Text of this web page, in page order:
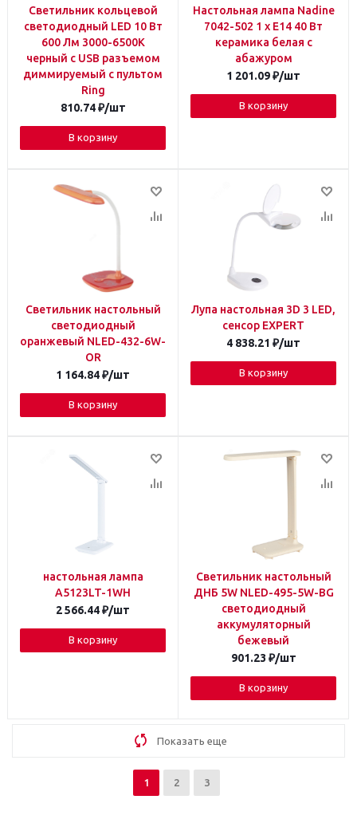
Светильник кольцевой
светодиодный LED 10 Вт
600 Лм 3000-6500К
черный с USB разъемом
диммируемый с пультом
Ring
810.74₽/шт
В корзину
Настольная лампа Nadine
7042-502 1 х Е14 40 Вт
керамика белая с
абажуром
1 201.09₽/шт
В корзину
Светильник настольный
светодиодный
оранжевый NLED-432-6W-
OR
1 164.84₽/шт
В корзину
Лупа настольная 3D 3 LED,
сенсор EXPERT
4 838.21 ₽/шт
В корзину
настольная лампа
A5123LT-1WH
2 566.44₽/шт
В корзину
Светильник настольный
ДНБ 5W NLED-495-5W-BG
светодиодный
аккумуляторный
бежевый
901.23 ₽/шт
В корзину
Показать еще
1 2 3